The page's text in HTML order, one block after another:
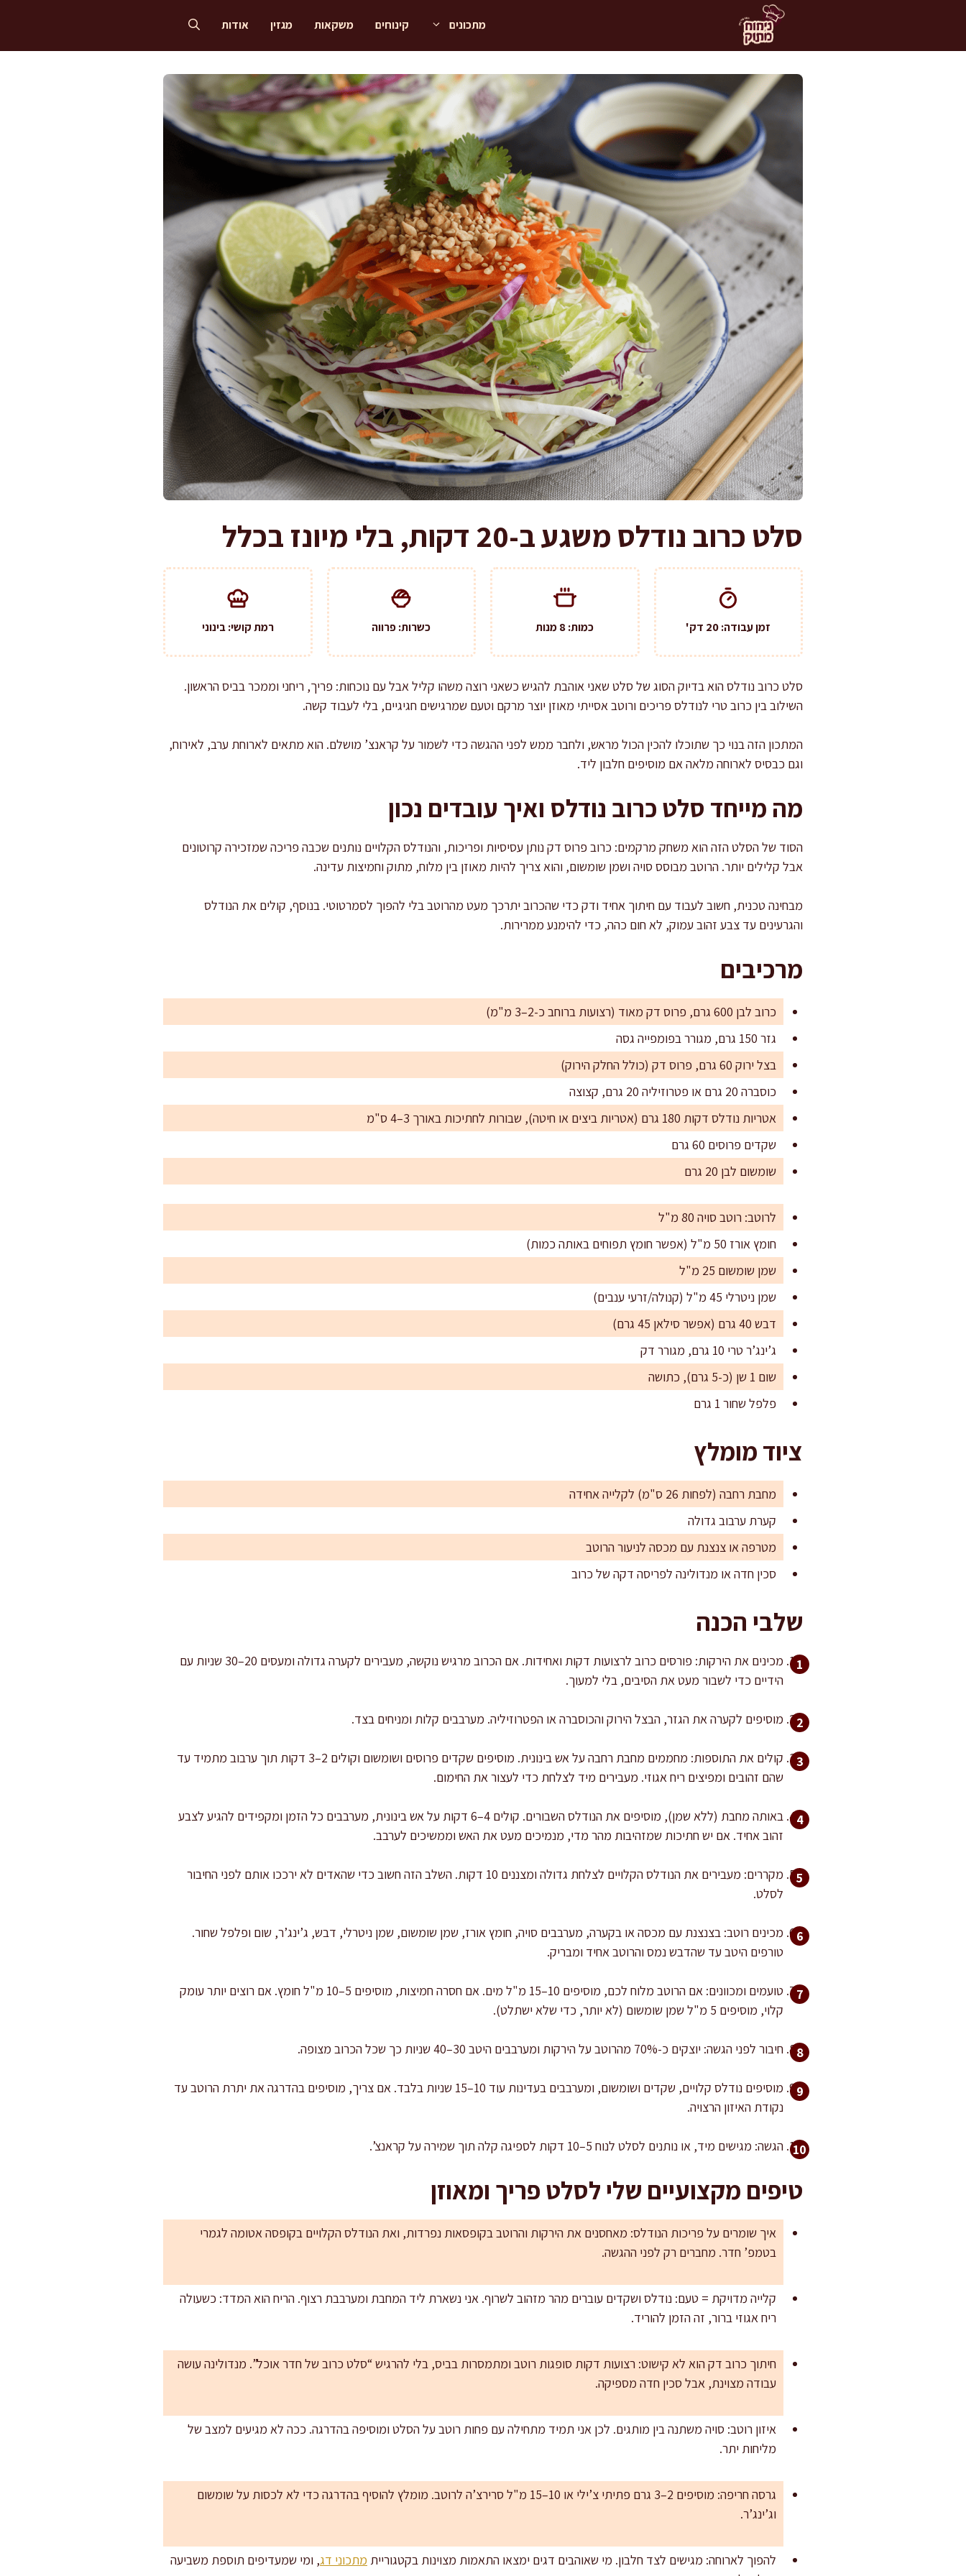
מתכונים קינוחים משקאות מגזין אודות
סלט כרוב נודלס משגע ב-20 דקות, בלי מיונז בכלל
זמן עבודה: 20 דק' כמות: 8 מנות כשרות: פרווה רמת קושי: בינוני
סלט כרוב נודלס הוא בדיוק הסוג של סלט שאני אוהבת להגיש כשאני רוצה משהו קליל אבל עם נוכחות: פריך, ריחני וממכר בביס הראשון.
השילוב בין כרוב טרי לנודלס פריכים ורוטב אסייתי מאוזן יוצר מרקם וטעם שמרגישים חגיגיים, בלי לעבוד קשה.
המתכון הזה בנוי כך שתוכלו להכין הכול מראש, ולחבר ממש לפני ההגשה כדי לשמור על קראנצ’ מושלם. הוא מתאים לארוחת ערב, לאירוח,
וגם כבסיס לארוחה מלאה אם מוסיפים חלבון ליד.
מה מייחד סלט כרוב נודלס ואיך עובדים נכון
הסוד של הסלט הזה הוא משחק מרקמים: כרוב פרוס דק נותן עסיסיות ופריכות, והנודלס הקלויים נותנים שכבה פריכה שמזכירה קרוטונים
אבל קלילים יותר. הרוטב מבוסס סויה ושמן שומשום, והוא צריך להיות מאוזן בין מלוח, מתוק וחמיצות עדינה.
מבחינה טכנית, חשוב לעבוד עם חיתוך אחיד ודק כדי שהכרוב יתרכך מעט מהרוטב בלי להפוך לסמרטוטי. בנוסף, קולים את הנודלס
והגרעינים עד צבע זהוב עמוק, לא חום כהה, כדי להימנע ממרירות.
מרכיבים
כרוב לבן 600 גרם, פרוס דק מאוד (רצועות ברוחב כ-2–3 מ"מ)
גזר 150 גרם, מגורר בפומפייה גסה
בצל ירוק 60 גרם, פרוס דק (כולל החלק הירוק)
כוסברה 20 גרם או פטרוזיליה 20 גרם, קצוצה
אטריות נודלס דקות 180 גרם (אטריות ביצים או חיטה), שבורות לחתיכות באורך 3–4 ס"מ
שקדים פרוסים 60 גרם
שומשום לבן 20 גרם
לרוטב: רוטב סויה 80 מ"ל
חומץ אורז 50 מ"ל (אפשר חומץ תפוחים באותה כמות)
שמן שומשום 25 מ"ל
שמן ניטרלי 45 מ"ל (קנולה/זרעי ענבים)
דבש 40 גרם (אפשר סילאן 45 גרם)
ג’ינג’ר טרי 10 גרם, מגורר דק
שום 1 שן (כ-5 גרם), כתושה
פלפל שחור 1 גרם
ציוד מומלץ
מחבת רחבה (לפחות 26 ס"מ) לקלייה אחידה
קערת ערבוב גדולה
מטרפה או צנצנת עם מכסה לניעור הרוטב
סכין חדה או מנדולינה לפריסה דקה של כרוב
שלבי הכנה
מכינים את הירקות: פורסים כרוב לרצועות דקות ואחידות. אם הכרוב מרגיש נוקשה, מעבירים לקערה גדולה ומעסים 20–30 שניות עם
הידיים כדי לשבור מעט את הסיבים, בלי למעוך.
מוסיפים לקערה את הגזר, הבצל הירוק והכוסברה או הפטרוזיליה. מערבבים קלות ומניחים בצד.
קולים את התוספות: מחממים מחבת רחבה על אש בינונית. מוסיפים שקדים פרוסים ושומשום וקולים 2–3 דקות תוך ערבוב מתמיד עד
שהם זהובים ומפיצים ריח אגוזי. מעבירים מיד לצלחת כדי לעצור את החימום.
באותה מחבת (ללא שמן), מוסיפים את הנודלס השבורים. קולים 4–6 דקות על אש בינונית, מערבבים כל הזמן ומקפידים להגיע לצבע
זהוב אחיד. אם יש חתיכות שמזהיבות מהר מדי, מנמיכים מעט את האש וממשיכים לערבב.
מקררים: מעבירים את הנודלס הקלויים לצלחת גדולה ומצננים 10 דקות. השלב הזה חשוב כדי שהאדים לא ירככו אותם לפני החיבור
לסלט.
מכינים רוטב: בצנצנת עם מכסה או בקערה, מערבבים סויה, חומץ אורז, שמן שומשום, שמן ניטרלי, דבש, ג’ינג’ר, שום ופלפל שחור.
טורפים היטב עד שהדבש נמס והרוטב אחיד ומבריק.
טועמים ומכוונים: אם הרוטב מלוח לכם, מוסיפים 10–15 מ"ל מים. אם חסרה חמיצות, מוסיפים 5–10 מ"ל חומץ. אם רוצים יותר עומק
קלוי, מוסיפים 5 מ"ל שמן שומשום (לא יותר, כדי שלא ישתלט).
חיבור לפני הגשה: יוצקים כ-70% מהרוטב על הירקות ומערבבים היטב 30–40 שניות כך שכל הכרוב מצופה.
מוסיפים נודלס קלויים, שקדים ושומשום, ומערבבים בעדינות עוד 10–15 שניות בלבד. אם צריך, מוסיפים בהדרגה את יתרת הרוטב עד
נקודת האיזון הרצויה.
הגשה: מגישים מיד, או נותנים לסלט לנוח 5–10 דקות לספיגה קלה תוך שמירה על קראנצ’.
טיפים מקצועיים שלי לסלט פריך ומאוזן
איך שומרים על פריכות הנודלס: מאחסנים את הירקות והרוטב בקופסאות נפרדות, ואת הנודלס הקלויים בקופסה אטומה לגמרי
בטמפ’ חדר. מחברים רק לפני ההגשה.
קלייה מדויקת = טעם: נודלס ושקדים עוברים מהר מזהוב לשרוף. אני נשארת ליד המחבת ומערבבת רצוף. הריח הוא המדד: כשעולה
ריח אגוזי ברור, זה הזמן להוריד.
חיתוך כרוב דק הוא לא קישוט: רצועות דקות סופגות רוטב ומתמסרות בביס, בלי להרגיש “סלט כרוב של חדר אוכל”. מנדולינה עושה
עבודה מצוינת, אבל סכין חדה מספיקה.
איזון רוטב: סויה משתנה בין מותגים. לכן אני תמיד מתחילה עם פחות רוטב על הסלט ומוסיפה בהדרגה. ככה לא מגיעים למצב של
מליחות יתר.
גרסה חריפה: מוסיפים 2–3 גרם פתיתי צ’ילי או 10–15 מ"ל סרירצ’ה לרוטב. מומלץ להוסיף בהדרגה כדי לא לכסות על שומשום
וג’ינג’ר.
להפוך לארוחה: מגישים לצד חלבון. מי שאוהבים דגים ימצאו התאמות מצוינות בקטגוריית מתכוני דג, ומי שמעדיפים תוספת משביעה